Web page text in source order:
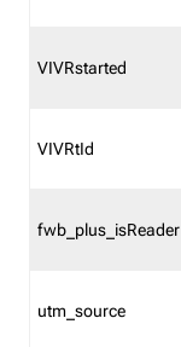
VIVRstarted
VIVRtId
fwb_plus_isReader
utm_source